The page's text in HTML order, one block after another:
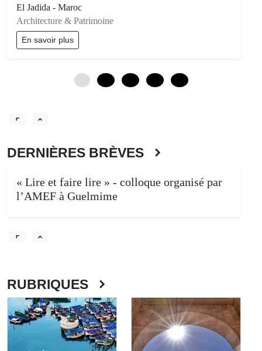
El Jadida - Maroc
Architecture & Patrimoine
En savoir plus
DERNIÈRES BRÈVES
« Lire et faire lire » - colloque organisé par
l’AMEF à Guelmime
RUBRIQUES